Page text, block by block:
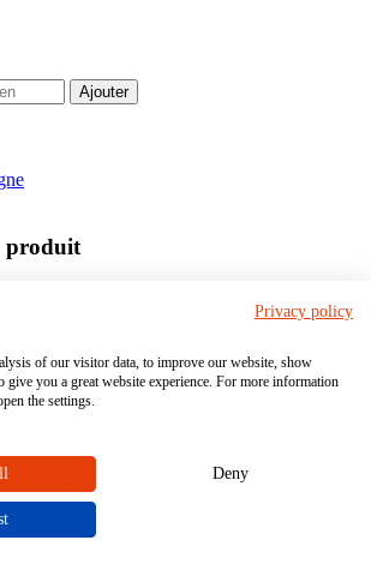
Ajouter
produit
Mâle
(en contact avec le fluide)
Privacy policy
of our visitor data, to improve our website, show
give you a great website experience. For more information
the settings.
Deny